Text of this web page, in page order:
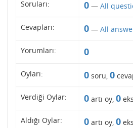
Soruları: 0 — All
Cevapları: 0 — All
Yorumları: 0
Oyları: 0 soru, 0
Verdiği Oylar: 0 artı oy, 0
Aldığı Oylar: 0 artı oy, 0